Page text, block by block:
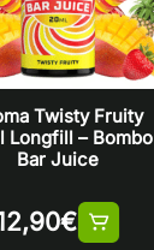
Twisty Fruity
Longfill – Bombo
Bar Juice
€